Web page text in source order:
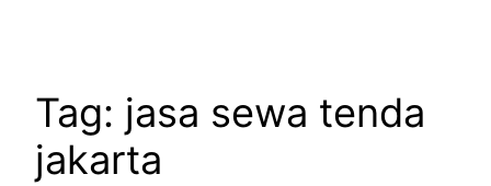
Tag: jasa sewa tenda
jakarta